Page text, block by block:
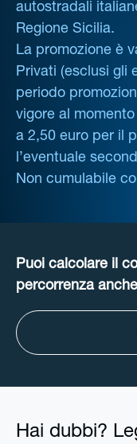
autostradali
Regione Sicilia.
La promozione è
Privati (esclusi gli
periodo
vigore al
a 2,50 euro per il
l’eventuale
Non cumulabile
Puoi calcolare il
percorrenza
Hai dubbi?